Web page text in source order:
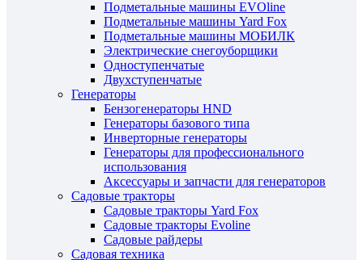
Подметальные машины EVOline
Подметальные машины Yard Fox
Подметальные машины МОБИЛК
Электрические снегоуборщики
Одноступенчатые
Двухступенчатые
Генераторы
Бензогенераторы HND
Генераторы базового типа
Инверторные генераторы
Генераторы для профессионального
использования
Аксессуары и запчасти для генераторов
Садовые тракторы
Садовые тракторы Yard Fox
Садовые тракторы Evoline
Садовые райдеры
Садовая техника